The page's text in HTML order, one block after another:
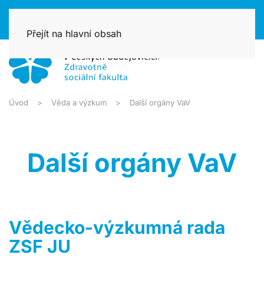
Přejít na hlavní obsah
Úvod Věda a výzkum Další orgány VaV
Další orgány VaV
Vědecko-výzkumná rada
ZSF JU